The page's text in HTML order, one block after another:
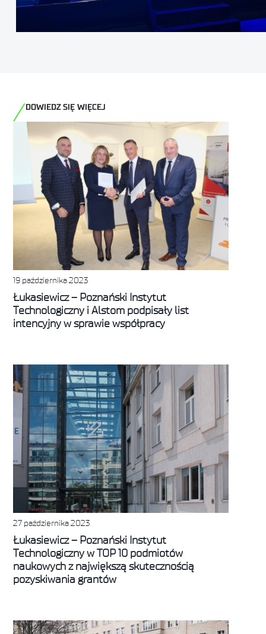
DOWIEDZ SIĘ WIĘCEJ
19 października 2023
Łukasiewicz – Poznański Instytut
Technologiczny i Alstom podpisały list
intencyjny w sprawie współpracy
27 października 2023
Łukasiewicz – Poznański Instytut
Technologiczny w TOP 10 podmiotów
naukowych z największą skutecznością
pozyskiwania grantów